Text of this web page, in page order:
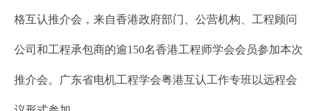
格互认推介会，来自香港政府部门、公营机构、工程顾问
公司和工程承包商的逾150名香港工程师学会会员参加本次
推介会。广东省电机工程学会粤港互认工作专班以远程会